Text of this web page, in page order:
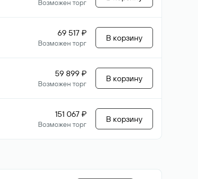
Возможен торг
69 517 ₽
Возможен торг
В корзину
59 899 ₽
Возможен торг
В корзину
151 067 ₽
Возможен торг
В корзину